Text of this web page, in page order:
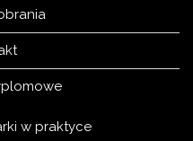
w praktyce